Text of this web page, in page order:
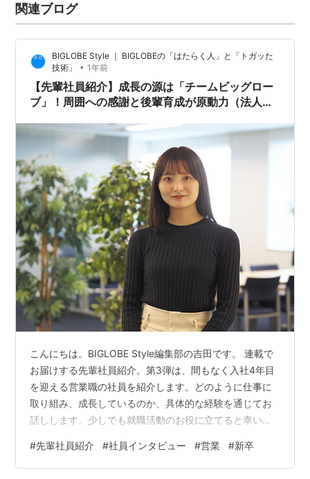
関連ブログ
BIGLOBE Style ｜ BIGLOBEの「はたらく人」と「トガッた
技術」
• 1年前
【先輩社員紹介】成長の源は「チームビッグロー
ブ」！周囲への感謝と後輩育成が原動力（法人営
こんにちは。BIGLOBE Style編集部の吉田です。 連載で
お届けする先輩社員紹介。第3弾は、間もなく入社4年目
を迎える営業職の社員を紹介します。どのように仕事に
取り組み、成長しているのか、具体的な経験を通じてお
話しします。少しでも就職活動のお役に立てると幸いで
事業本部 パートナー営業部 パートナー営業グループ 入
社：2022年4月新卒担当業務：法人営業学生時代の専
#先輩社員紹介 #社員インタビュー #営業 #新卒